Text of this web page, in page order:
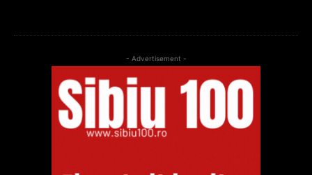
- Advertisement -